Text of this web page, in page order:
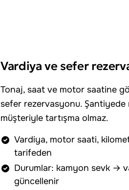
Vardiya ve sefer
Tonaj, saat ve motor saatine
sefer rezervasyonu. Şantiyede
müşteriyle tartışma olmaz.
Vardiya, motor saati,
tarifeden
Durumlar: kamyon sevk →
güncellenir